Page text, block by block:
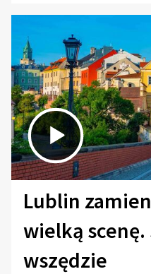
Lublin
wielką
wszędzie